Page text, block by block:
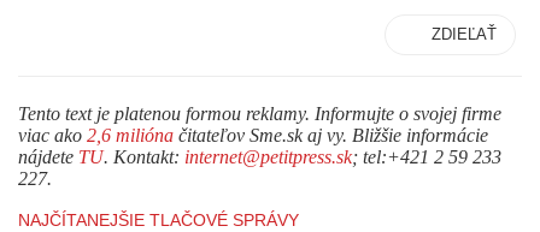
ZDIEĽAŤ
Tento text je platenou formou reklamy. Informujte o svojej firme
viac ako 2,6 milióna čitateľov Sme.sk aj vy. Bližšie informácie
nájdete TU. Kontakt: internet@petitpress.sk; tel:+421 2 59 233
227.
NAJČÍTANEJŠIE TLAČOVÉ SPRÁVY